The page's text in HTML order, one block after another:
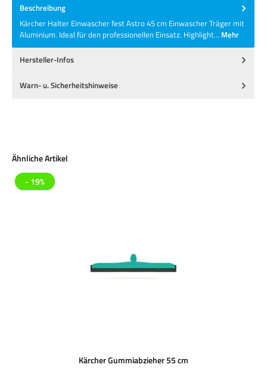
Beschreibung
Kärcher Halter Einwascher fest Astro 45 cm Einwascher Träger mit
Aluminium. Ideal für den professionellen Einsatz. Highlight… Mehr
Hersteller-Infos
Warn- u. Sicherheitshinweise
Produktgalerie überspringen
Ähnliche Artikel
- 19%
Kärcher Gummiabzieher 55 cm